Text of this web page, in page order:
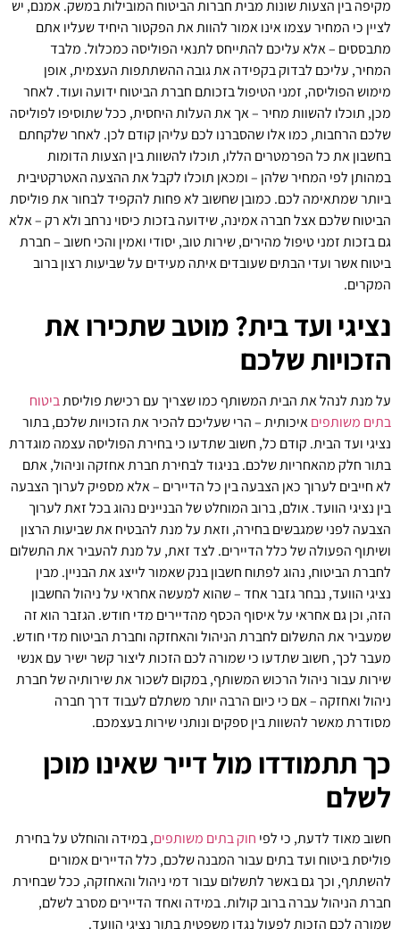
מקיפה בין הצעות שונות מבית חברות הביטוח המובילות במשק. אמנם, יש
לציין כי המחיר עצמו אינו אמור להוות את הפקטור היחיד שעליו אתם
מתבססים – אלא עליכם להתייחס לתנאי הפוליסה כמכלול. מלבד
המחיר, עליכם לבדוק בקפידה את גובה ההשתתפות העצמית, אופן
מימוש הפוליסה, זמני הטיפול בזכותם חברת הביטוח ידועה ועוד. לאחר
מכן, תוכלו להשוות מחיר – אך את העלות היחסית, ככל שתוסיפו לפוליסה
שלכם הרחבות, כמו אלו שהסברנו לכם עליהן קודם לכן. לאחר שלקחתם
בחשבון את כל הפרמטרים הללו, תוכלו להשוות בין הצעות הדומות
במהותן לפי המחיר שלהן – ומכאן תוכלו לקבל את ההצעה האטרקטיבית
ביותר שמתאימה לכם. כמובן שחשוב לא פחות להקפיד לבחור את פוליסת
הביטוח שלכם אצל חברה אמינה, שידועה בזכות כיסוי נרחב ולא רק – אלא
גם בזכות זמני טיפול מהירים, שירות טוב, יסודי ואמין והכי חשוב – חברת
ביטוח אשר ועדי הבתים שעובדים איתה מעידים על שביעות רצון ברוב
המקרים.
נציגי ועד בית? מוטב שתכירו את
הזכויות שלכם
על מנת לנהל את הבית המשותף כמו שצריך עם רכישת פוליסתביטוח
בתים משותפיםאיכותית – הרי שעליכם להכיר את הזכויות שלכם, בתור
נציגי ועד הבית. קודם כל, חשוב שתדעו כי בחירת הפוליסה עצמה מוגדרת
בתור חלק מהאחריות שלכם. בניגוד לבחירת חברת אחזקה וניהול, אתם
לא חייבים לערוך כאן הצבעה בין כל הדיירים – אלא מספיק לערוך הצבעה
בין נציגי הוועד. אולם, ברוב המוחלט של הבניינים נהוג בכל זאת לערוך
הצבעה לפני שמגבשים בחירה, וזאת על מנת להבטיח את שביעות הרצון
ושיתוף הפעולה של כלל הדיירים. לצד זאת, על מנת להעביר את התשלום
לחברת הביטוח, נהוג לפתוח חשבון בנק שאמור לייצג את הבניין. מבין
נציגי הוועד, נבחר גזבר אחד – שהוא למעשה אחראי על ניהול החשבון
הזה, וכן גם אחראי על איסוף הכסף מהדיירים מדי חודש. הגזבר הוא זה
שמעביר את התשלום לחברת הניהול והאחזקה וחברת הביטוח מדי חודש.
מעבר לכך, חשוב שתדעו כי שמורה לכם הזכות ליצור קשר ישיר עם אנשי
שירות עבור ניהול הרכוש המשותף, במקום לשכור את שירותיה של חברת
ניהול ואחזקה – אם כי כיום הרבה יותר משתלם לעבוד דרך חברה
מסודרת מאשר להשוות בין ספקים ונותני שירות בעצמכם.
כך תתמודדו מול דייר שאינו מוכן
לשלם
חשוב מאוד לדעת, כי לפי חוק בתים משותפים, במידה והוחלט על בחירת
פוליסת ביטוח ועד בתים עבור המבנה שלכם, כלל הדיירים אמורים
להשתתף, וכך גם באשר לתשלום עבור דמי ניהול והאחזקה, ככל שבחירת
חברת הניהול עברה ברוב קולות. במידה ואחד הדיירים מסרב לשלם,
שמורה לכם הזכות לפעול נגדו משפטית בתור נציגי הוועד.